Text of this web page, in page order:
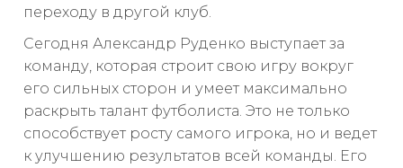
переходу в другой клуб.
Сегодня Александр Руденко выступает за
команду, которая строит свою игру вокруг
его сильных сторон и умеет максимально
раскрыть талант футболиста. Это не только
способствует росту самого игрока, но и ведет
к улучшению результатов всей команды. Его